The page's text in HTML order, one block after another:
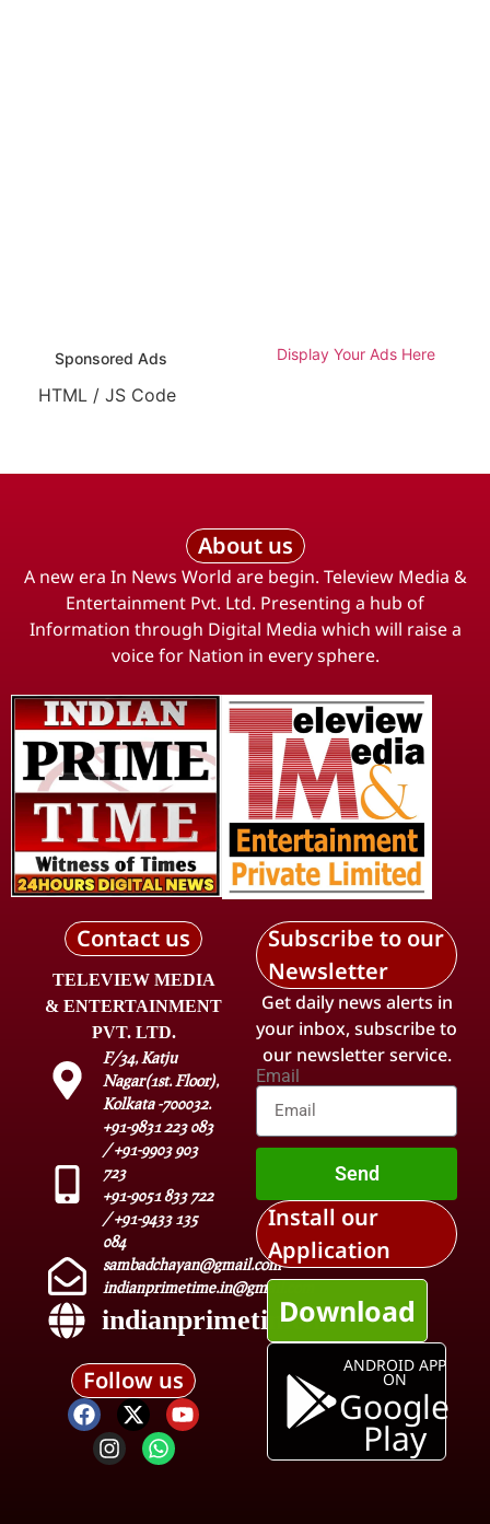
Sponsored Ads Display Your Ads Here
HTML / JS Code
About us
A new era In News World are begin. Teleview Media &
Entertainment Pvt. Ltd. Presenting a hub of
Information through Digital Media which will raise a
voice for Nation in every sphere.
Contact us
TELEVIEW MEDIA
& ENTERTAINMENT
PVT. LTD.
F/34, Katju
Nagar(1st. Floor),
Kolkata -700032.
+91-9831 223 083
/ +91-9903 903
723
+91-9051 833 722
/ +91-9433 135
084
sambadchayan@gmail.com
indianprimetime.in@gmail.com
indianprimetime.in
Follow us
Subscribe to our
Newsletter
Get daily news alerts in
your inbox, subscribe to
our newsletter service.
Email
Send
Install our
Application
Download
ANDROID APP
ON
Google
Play